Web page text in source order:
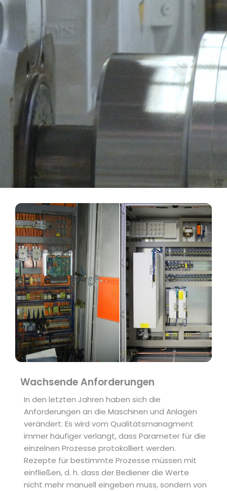
Wachsende Anforderungen
In den letzten Jahren haben sich die
Anforderungen an die Maschinen und Anlagen
verändert. Es wird vom Qualitätsmanagment
immer häufiger verlangt, dass Parameter für die
einzelnen Prozesse protokolliert werden.
Rezepte für bestimmte Prozesse müssen mit
einfließen, d. h. dass der Bediener die Werte
nicht mehr manuell eingeben muss, sondern von